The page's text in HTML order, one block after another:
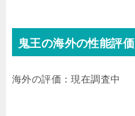
鬼王の海外の性能評価
海外の評価：現在調査中